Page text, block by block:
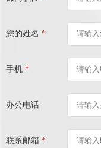
您的姓名 *
手机 *
办公电话
联系邮箱 *